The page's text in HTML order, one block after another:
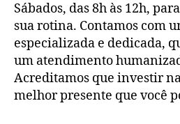
Sábados, das 8h às 12h,
sua rotina. Contamos com
especializada e dedicada,
um atendimento
Acreditamos que investir
melhor presente que você